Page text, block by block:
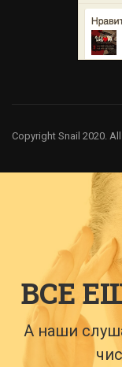
Copyright Snail 2020.
ВСЕ
А наши